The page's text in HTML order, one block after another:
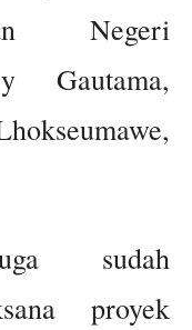
Negeri
Gautama,
sudah
proyek